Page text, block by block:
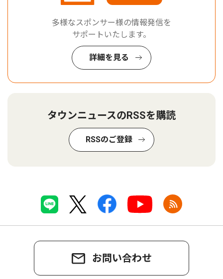
多様なスポンサー様の情報発信を
サポートいたします。
詳細を見る
タウンニュースのRSSを購読
RSSのご登録
お問い合わせ